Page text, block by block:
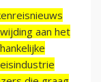
aan het